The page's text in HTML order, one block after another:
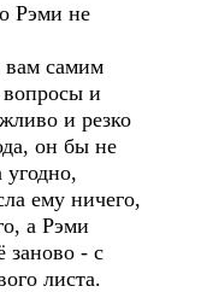
Рэми не
вам самим
вопросы и
и резко
он бы не
угодно,
ему ничего,
а Рэми
заново - с
листа.